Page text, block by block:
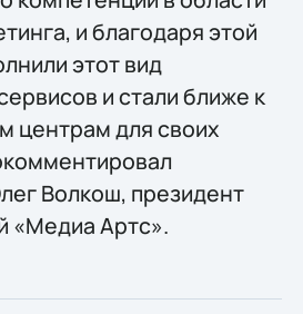
и благодаря этой
этот вид
и стали ближе к
центрам для своих
Волкош, президент
«Медиа Артс».